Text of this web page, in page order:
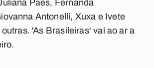
Paes, Fernanda
Antonelli, Xuxa e Ivete
'As Brasileiras' vai ao ar a